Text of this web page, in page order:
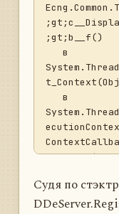
;gt;b__f()
Boolean
Судя по